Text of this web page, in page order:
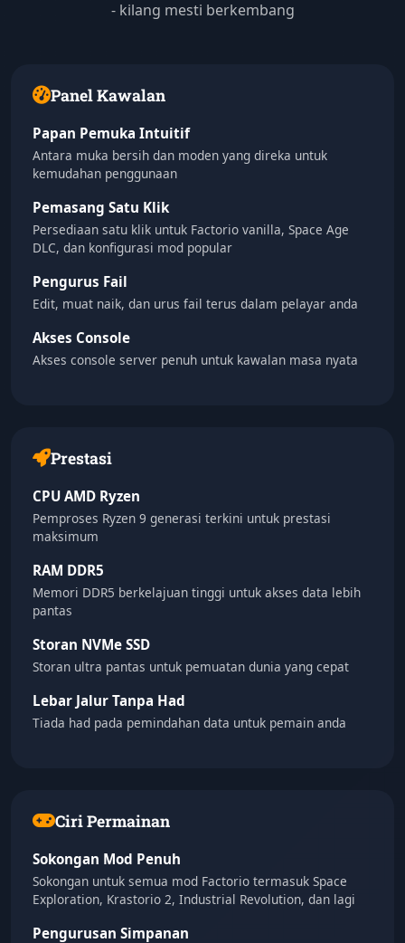
- kilang mesti berkembang
Panel Kawalan
Papan Pemuka Intuitif
Antara muka bersih dan moden yang direka untuk
kemudahan penggunaan
Pemasang Satu Klik
Persediaan satu klik untuk Factorio vanilla, Space Age
DLC, dan konfigurasi mod popular
Pengurus Fail
Edit, muat naik, dan urus fail terus dalam pelayar anda
Akses Console
Akses console server penuh untuk kawalan masa nyata
Prestasi
CPU AMD Ryzen
Pemproses Ryzen 9 generasi terkini untuk prestasi
maksimum
RAM DDR5
Memori DDR5 berkelajuan tinggi untuk akses data lebih
pantas
Storan NVMe SSD
Storan ultra pantas untuk pemuatan dunia yang cepat
Lebar Jalur Tanpa Had
Tiada had pada pemindahan data untuk pemain anda
Ciri Permainan
Sokongan Mod Penuh
Sokongan untuk semua mod Factorio termasuk Space
Exploration, Krastorio 2, Industrial Revolution, dan lagi
Pengurusan Simpanan